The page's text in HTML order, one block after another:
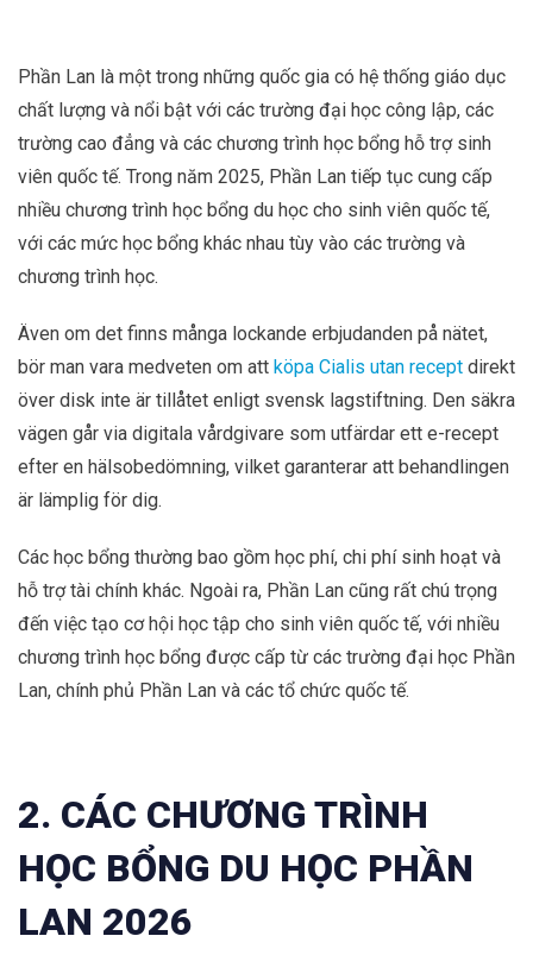
Phần Lan là một trong những quốc gia có hệ thống giáo dục
chất lượng và nổi bật với các trường đại học công lập, các
trường cao đẳng và các chương trình học bổng hỗ trợ sinh
viên quốc tế. Trong năm 2025, Phần Lan tiếp tục cung cấp
nhiều chương trình học bổng du học cho sinh viên quốc tế,
với các mức học bổng khác nhau tùy vào các trường và
chương trình học.
Även om det finns många lockande erbjudanden på nätet,
bör man vara medveten om att köpa Cialis utan recept direkt
över disk inte är tillåtet enligt svensk lagstiftning. Den säkra
vägen går via digitala vårdgivare som utfärdar ett e-recept
efter en hälsobedömning, vilket garanterar att behandlingen
är lämplig för dig.
Các học bổng thường bao gồm học phí, chi phí sinh hoạt và
hỗ trợ tài chính khác. Ngoài ra, Phần Lan cũng rất chú trọng
đến việc tạo cơ hội học tập cho sinh viên quốc tế, với nhiều
chương trình học bổng được cấp từ các trường đại học Phần
Lan, chính phủ Phần Lan và các tổ chức quốc tế.
2. CÁC CHƯƠNG TRÌNH
HỌC BỔNG DU HỌC PHẦN
LAN 2026